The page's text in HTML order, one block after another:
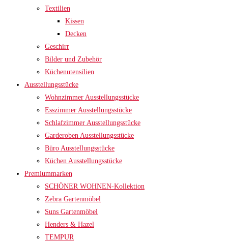
Textilien
Kissen
Decken
Geschirr
Bilder und Zubehör
Küchenutensilien
Ausstellungsstücke
Wohnzimmer Ausstellungsstücke
Esszimmer Ausstellungsstücke
Schlafzimmer Ausstellungsstücke
Garderoben Ausstellungsstücke
Büro Ausstellungsstücke
Küchen Ausstellungsstücke
Premiummarken
SCHÖNER WOHNEN-Kollektion
Zebra Gartenmöbel
Suns Gartenmöbel
Henders & Hazel
TEMPUR